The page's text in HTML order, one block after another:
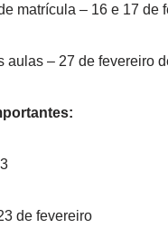
matrícula – 16 e 17 de
aulas – 27 de fevereiro
de fevereiro